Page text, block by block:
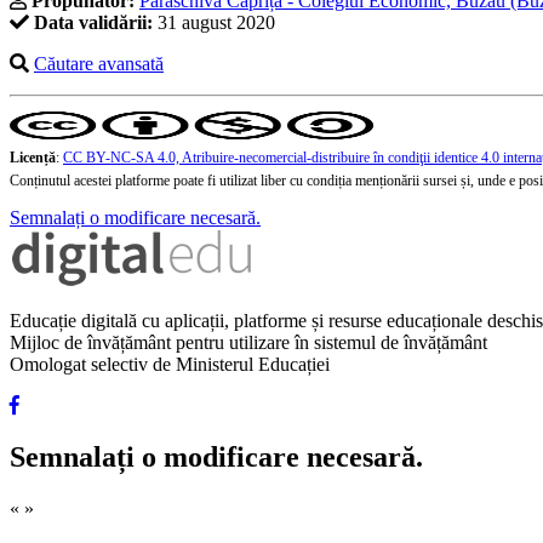
Data validării: 31 august 2020
Căutare avansată
Licență: CC BY-NC-SA 4.0, Atribuire-necomercial-distribuire în condiţii identice 4.0
Conținutul acestei platforme poate fi utilizat liber cu condiția menționării sursei și, unde e
Semnalați o modificare necesară.
Educație digitală cu aplicații, platforme și resurse educaționale
Mijloc de învățământ pentru utilizare în sistemul de învățământ
Omologat selectiv de Ministerul Educației
Semnalați o modificare necesară.
« »